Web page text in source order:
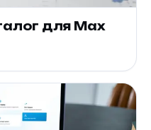
для Max